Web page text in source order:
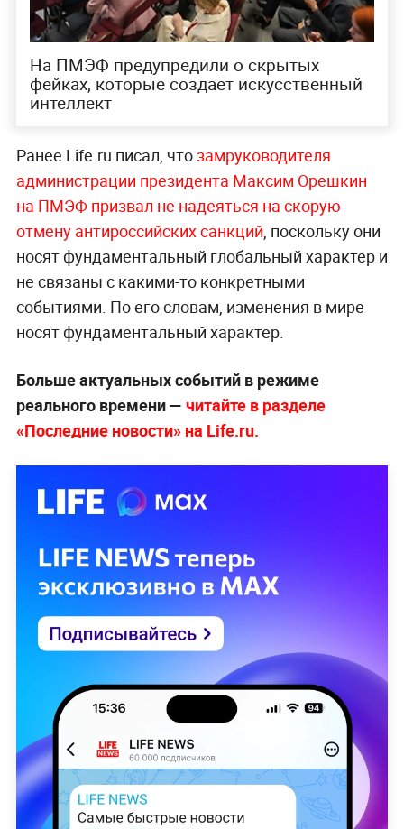
На ПМЭФ предупредили о скрытых
фейках, которые создаёт искусственный
интеллект
Ранее Life.ru писал, чтозамруководителя
администрации президента Максим Орешкин
на ПМЭФ призвал не надеяться на скорую
отмену антироссийских санкций, поскольку они
носят фундаментальный глобальный характер и
не связаны с какими-то конкретными
событиями. По его словам, изменения в мире
носят фундаментальный характер.
Больше актуальных событий в режиме
реального времени — читайте в разделе
«Последние новости» на Life.ru.